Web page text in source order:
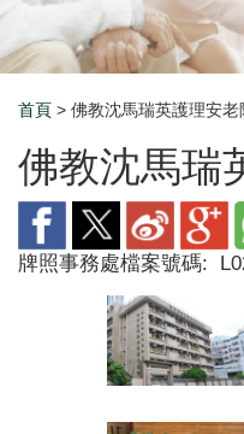
Breadcrumb
首頁 > 佛教沈馬瑞英護理安老
佛教沈馬瑞
牌照事務處檔案號碼: